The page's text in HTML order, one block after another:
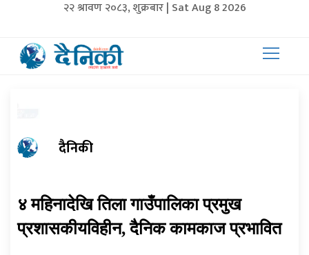
२२ श्रावण २०८३, शुक्रबार | Sat Aug 8 2026
दैनिकी
४ महिनादेखि तिला गाउँपालिका प्रमुख
प्रशासकीयविहीन, दैनिक कामकाज प्रभावित